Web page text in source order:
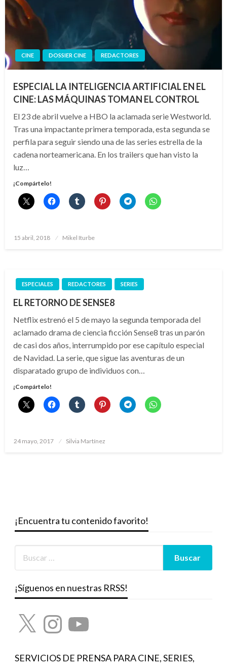
CINE DOSSIER CINE REDACTORES
ESPECIAL LA INTELIGENCIA ARTIFICIAL EN EL
CINE: LAS MÁQUINAS TOMAN EL CONTROL
El 23 de abril vuelve a HBO la aclamada serie Westworld.
Tras una impactante primera temporada, esta segunda se
perfila para seguir siendo una de las series estrella de la
cadena norteamericana. En los trailers que han visto la
luz…
¡Compártelo!
Publicado
15 abril, 2018 Mikel Iturbe
ESPECIALES REDACTORES SERIES
EL RETORNO DE SENSE8
Netflix estrenó el 5 de mayo la segunda temporada del
aclamado drama de ciencia ficción Sense8 tras un parón
de casi dos años, interrumpido por ese capítulo especial
de Navidad. La serie, que sigue las aventuras de un
disparatado grupo de individuos con…
¡Compártelo!
Publicado
24 mayo, 2017 Silvia Martínez
¡Encuentra tu contenido favorito!
¡Síguenos en nuestras RRSS!
X InstagramYouTube
SERVICIOS DE PRENSA PARA CINE, SERIES,